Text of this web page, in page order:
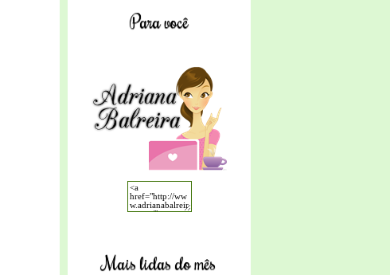
Para você
Mais lidas do mês